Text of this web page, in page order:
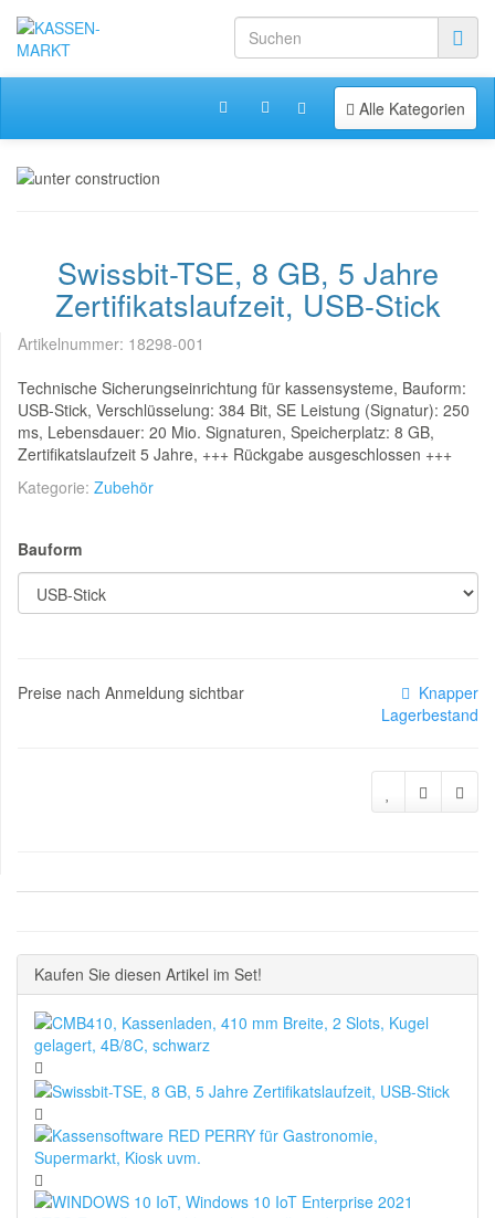
Toggle navigation
Alle Kategorien
Swissbit-TSE, 8 GB, 5 Jahre
Zertifikatslaufzeit, USB-Stick
Artikelnummer: 18298-001
Technische Sicherungseinrichtung für kassensysteme, Bauform:
USB-Stick, Verschlüsselung: 384 Bit, SE Leistung (Signatur): 250
ms, Lebensdauer: 20 Mio. Signaturen, Speicherplatz: 8 GB,
Zertifikatslaufzeit 5 Jahre, +++ Rückgabe ausgeschlossen +++
Kategorie: Zubehör
Bauform
Preise nach Anmeldung sichtbar
Knapper
Lagerbestand
Kaufen Sie diesen Artikel im Set!